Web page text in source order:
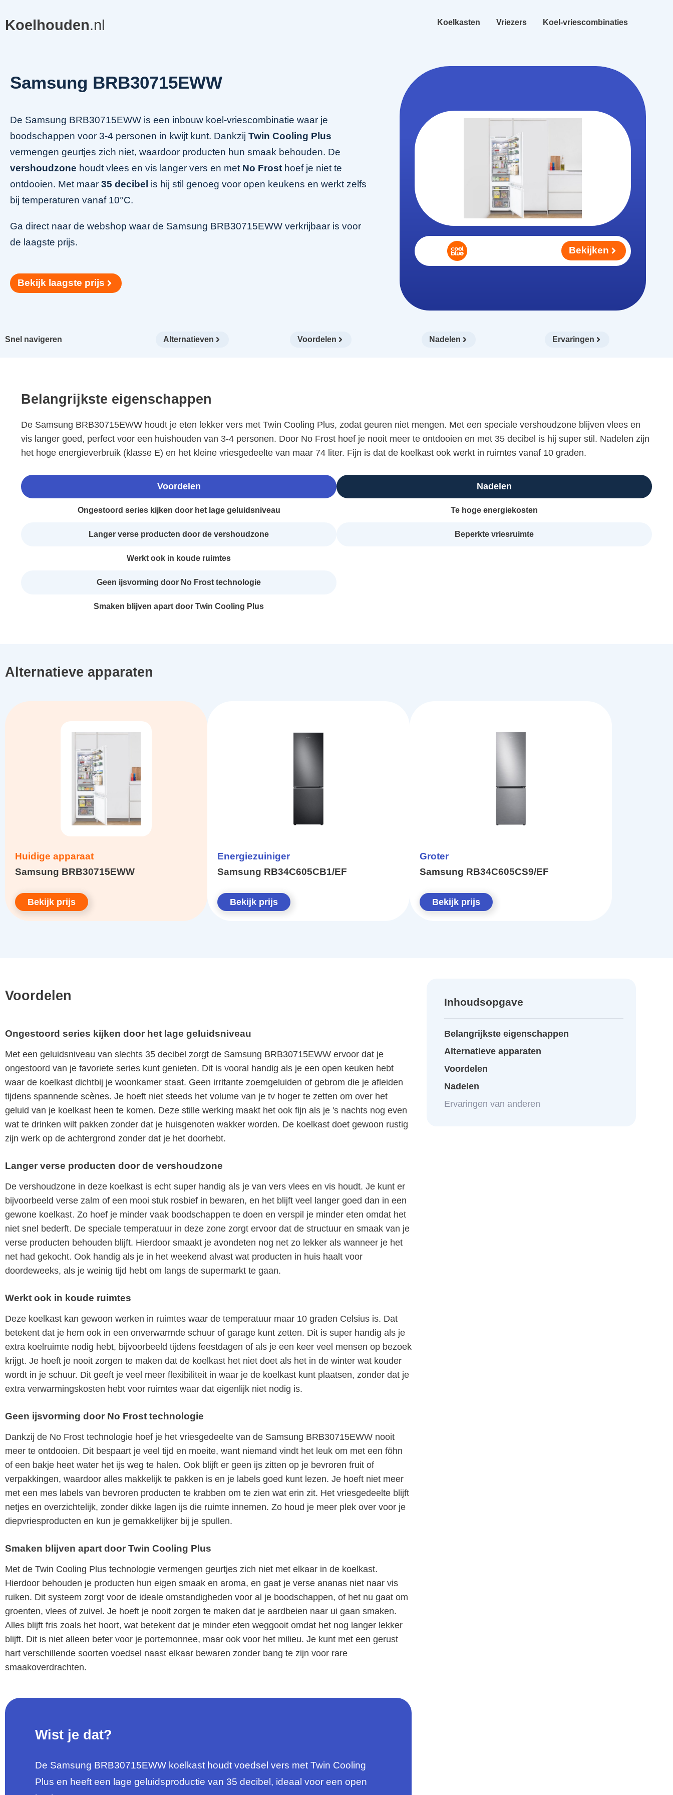
Koelhouden.nl Koelkasten Vriezers Koel-vriescombinaties
Samsung BRB30715EWW
De Samsung BRB30715EWW is een inbouw koel-vriescombinatie waar je
boodschappen voor 3-4 personen in kwijt kunt. Dankzij Twin Cooling Plus
vermengen geurtjes zich niet, waardoor producten hun smaak behouden. De
vershoudzone houdt vlees en vis langer vers en met No Frost hoef je niet te
ontdooien. Met maar 35 decibel is hij stil genoeg voor open keukens en werkt zelfs
bij temperaturen vanaf 10°C.
Ga direct naar de webshop waar de Samsung BRB30715EWW verkrijbaar is voor
de laagste prijs.
Bekijk laagste prijs
Bekijken
Snel navigeren Alternatieven Voordelen Nadelen Ervaringen
Belangrijkste eigenschappen
De Samsung BRB30715EWW houdt je eten lekker vers met Twin Cooling Plus, zodat geuren niet mengen. Met een speciale vershoudzone blijven vlees en
vis langer goed, perfect voor een huishouden van 3-4 personen. Door No Frost hoef je nooit meer te ontdooien en met 35 decibel is hij super stil. Nadelen zijn
het hoge energieverbruik (klasse E) en het kleine vriesgedeelte van maar 74 liter. Fijn is dat de koelkast ook werkt in ruimtes vanaf 10 graden.
Voordelen
Ongestoord series kijken door het lage geluidsniveau
Langer verse producten door de vershoudzone
Werkt ook in koude ruimtes
Geen ijsvorming door No Frost technologie
Smaken blijven apart door Twin Cooling Plus
Nadelen
Te hoge energiekosten
Beperkte vriesruimte
Alternatieve apparaten
Huidige apparaat
Samsung BRB30715EWW
Bekijk prijs
Energiezuiniger
Samsung RB34C605CB1/EF
Bekijk prijs
Groter
Samsung RB34C605CS9/EF
Bekijk prijs
Voordelen
Ongestoord series kijken door het lage geluidsniveau
Met een geluidsniveau van slechts 35 decibel zorgt de Samsung BRB30715EWW ervoor dat je
ongestoord van je favoriete series kunt genieten. Dit is vooral handig als je een open keuken hebt
waar de koelkast dichtbij je woonkamer staat. Geen irritante zoemgeluiden of gebrom die je afleiden
tijdens spannende scènes. Je hoeft niet steeds het volume van je tv hoger te zetten om over het
geluid van je koelkast heen te komen. Deze stille werking maakt het ook fijn als je 's nachts nog even
wat te drinken wilt pakken zonder dat je huisgenoten wakker worden. De koelkast doet gewoon rustig
zijn werk op de achtergrond zonder dat je het doorhebt.
Langer verse producten door de vershoudzone
De vershoudzone in deze koelkast is echt super handig als je van vers vlees en vis houdt. Je kunt er
bijvoorbeeld verse zalm of een mooi stuk rosbief in bewaren, en het blijft veel langer goed dan in een
gewone koelkast. Zo hoef je minder vaak boodschappen te doen en verspil je minder eten omdat het
niet snel bederft. De speciale temperatuur in deze zone zorgt ervoor dat de structuur en smaak van je
verse producten behouden blijft. Hierdoor smaakt je avondeten nog net zo lekker als wanneer je het
net had gekocht. Ook handig als je in het weekend alvast wat producten in huis haalt voor
doordeweeks, als je weinig tijd hebt om langs de supermarkt te gaan.
Werkt ook in koude ruimtes
Deze koelkast kan gewoon werken in ruimtes waar de temperatuur maar 10 graden Celsius is. Dat
betekent dat je hem ook in een onverwarmde schuur of garage kunt zetten. Dit is super handig als je
extra koelruimte nodig hebt, bijvoorbeeld tijdens feestdagen of als je een keer veel mensen op bezoek
krijgt. Je hoeft je nooit zorgen te maken dat de koelkast het niet doet als het in de winter wat kouder
wordt in je schuur. Dit geeft je veel meer flexibiliteit in waar je de koelkast kunt plaatsen, zonder dat je
extra verwarmingskosten hebt voor ruimtes waar dat eigenlijk niet nodig is.
Geen ijsvorming door No Frost technologie
Dankzij de No Frost technologie hoef je het vriesgedeelte van de Samsung BRB30715EWW nooit
meer te ontdooien. Dit bespaart je veel tijd en moeite, want niemand vindt het leuk om met een föhn
of een bakje heet water het ijs weg te halen. Ook blijft er geen ijs zitten op je bevroren fruit of
verpakkingen, waardoor alles makkelijk te pakken is en je labels goed kunt lezen. Je hoeft niet meer
met een mes labels van bevroren producten te krabben om te zien wat erin zit. Het vriesgedeelte blijft
netjes en overzichtelijk, zonder dikke lagen ijs die ruimte innemen. Zo houd je meer plek over voor je
diepvriesproducten en kun je gemakkelijker bij je spullen.
Smaken blijven apart door Twin Cooling Plus
Met de Twin Cooling Plus technologie vermengen geurtjes zich niet met elkaar in de koelkast.
Hierdoor behouden je producten hun eigen smaak en aroma, en gaat je verse ananas niet naar vis
ruiken. Dit systeem zorgt voor de ideale omstandigheden voor al je boodschappen, of het nu gaat om
groenten, vlees of zuivel. Je hoeft je nooit zorgen te maken dat je aardbeien naar ui gaan smaken.
Alles blijft fris zoals het hoort, wat betekent dat je minder eten weggooit omdat het nog langer lekker
blijft. Dit is niet alleen beter voor je portemonnee, maar ook voor het milieu. Je kunt met een gerust
hart verschillende soorten voedsel naast elkaar bewaren zonder bang te zijn voor rare
smaakoverdrachten.
Inhoudsopgave
Belangrijkste eigenschappen
Alternatieve apparaten
Voordelen
Nadelen
Ervaringen van anderen
Wist je dat?
De Samsung BRB30715EWW koelkast houdt voedsel vers met Twin Cooling
Plus en heeft een lage geluidsproductie van 35 decibel, ideaal voor een open